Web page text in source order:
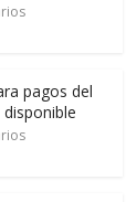
pagos del